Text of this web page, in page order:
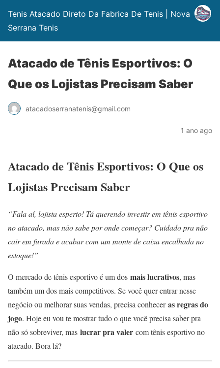
Tenis Atacado Direto Da Fabrica De Tenis | Nova
Serrana Tenis
Atacado de Tênis Esportivos: O
Que os Lojistas Precisam Saber
atacadoserranatenis@gmail.com
1 ano ago
Atacado de Tênis Esportivos: O Que os
Lojistas Precisam Saber
“Fala aí, lojista esperto! Tá querendo investir em tênis esportivo
no atacado, mas não sabe por onde começar? Cuidado pra não
cair em furada e acabar com um monte de caixa encalhada no
estoque!”
O mercado de tênis esportivo é um dos mais lucrativos, mas
também um dos mais competitivos. Se você quer entrar nesse
negócio ou melhorar suas vendas, precisa conheceras regras do
jogo. Hoje eu vou te mostrar tudo o que você precisa saber pra
não só sobreviver, mas lucrar pra valer com tênis esportivo no
atacado. Bora lá?